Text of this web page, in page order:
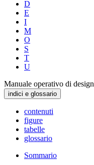
D
E
I
M
O
S
T
U
Manuale operativo di design
indici e glossario
contenuti
figure
tabelle
glossario
Sommario